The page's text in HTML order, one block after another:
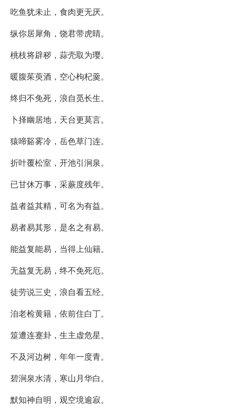
吃鱼犹未止，食肉更无厌。
纵你居犀角，饶君带虎睛。
桃枝将辟秽，蒜壳取为璎。
暖腹茱萸酒，空心枸杞羹。
终归不免死，浪自觅长生。
卜择幽居地，天台更莫言。
猿啼谿雾冷，岳色草门连。
折叶覆松室，开池引涧泉。
已甘休万事，采蕨度残年。
益者益其精，可名为有益。
易者易其形，是名之有易。
能益复能易，当得上仙籍。
无益复无易，终不免死厄。
徒劳说三史，浪自看五经。
洎老检黄籍，依前住白丁。
筮遭连蹇卦，生主虚危星。
不及河边树，年年一度青。
碧涧泉水清，寒山月华白。
默知神自明，观空境逾寂。